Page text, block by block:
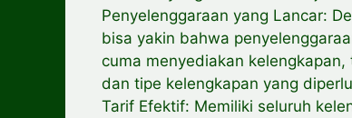
Penyelenggaraan yang Lancar:
bisa yakin bahwa
cuma menyediakan
dan tipe kelengkapan yang
Tarif Efektif: Memiliki seluruh